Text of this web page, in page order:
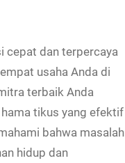
cepat dan terpercaya
usaha Anda di
terbaik Anda
tikus yang efektif
bahwa masalah
hidup dan